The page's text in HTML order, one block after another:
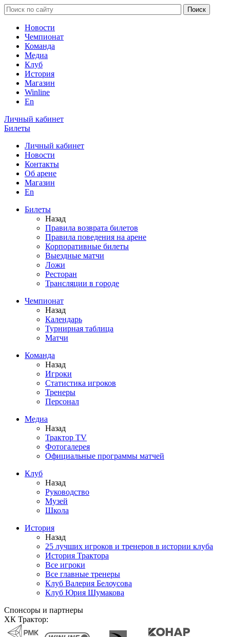
Новости
Чемпионат
Команда
Медиа
Клуб
История
Магазин
Winline
En
Личный кабинет
Билеты
Личный кабинет
Новости
Контакты
Об арене
Магазин
En
Билеты
Назад
Правила возврата билетов
Правила поведения на арене
Корпоративные билеты
Выездные матчи
Ложи
Ресторан
Трансляции в городе
Чемпионат
Назад
Календарь
Турнирная таблица
Матчи
Команда
Назад
Игроки
Статистика игроков
Тренеры
Персонал
Медиа
Назад
Трактор TV
Фотогалерея
Официальные программы матчей
Клуб
Назад
Руководство
Музей
Школа
История
Назад
25 лучших игроков и тренеров в истории клуба
История Трактора
Все игроки
Все главные тренеры
Клуб Валерия Белоусова
Клуб Юрия Шумакова
Спонсоры и партнеры
ХК Трактор: